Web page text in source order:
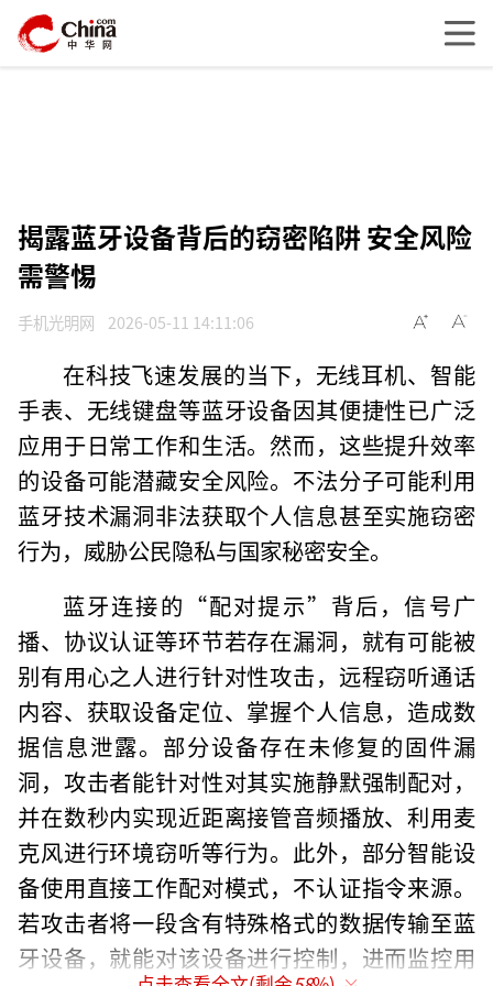
揭露蓝牙设备背后的窃密陷阱 安全风险
需警惕
手机光明网 2026-05-11 14:11:06
在科技飞速发展的当下，无线耳机、智能
手表、无线键盘等蓝牙设备因其便捷性已广泛
应用于日常工作和生活。然而，这些提升效率
的设备可能潜藏安全风险。不法分子可能利用
蓝牙技术漏洞非法获取个人信息甚至实施窃密
行为，威胁公民隐私与国家秘密安全。
蓝牙连接的“配对提示”背后，信号广
播、协议认证等环节若存在漏洞，就有可能被
别有用心之人进行针对性攻击，远程窃听通话
内容、获取设备定位、掌握个人信息，造成数
据信息泄露。部分设备存在未修复的固件漏
洞，攻击者能针对性对其实施静默强制配对，
并在数秒内实现近距离接管音频播放、利用麦
克风进行环境窃听等行为。此外，部分智能设
备使用直接工作配对模式，不认证指令来源。
若攻击者将一段含有特殊格式的数据传输至蓝
牙设备，就能对该设备进行控制，进而监控用